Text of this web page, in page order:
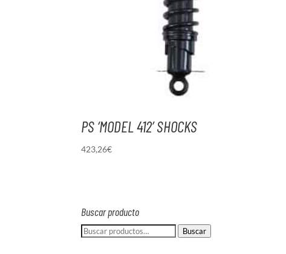
PS ‘MODEL 412’ SHOCKS
423,26€
Buscar producto
Buscar
Buscar